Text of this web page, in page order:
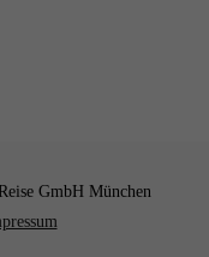
GmbH München